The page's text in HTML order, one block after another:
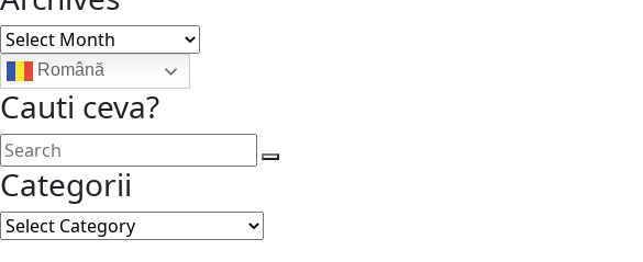
Archives
Română
Cauti ceva?
Categorii
Categorii